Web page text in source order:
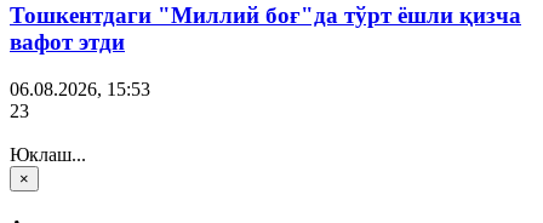
Тошкентдаги "Миллий боғ"да тўрт ёшли қизча
вафот этди
06.08.2026, 15:53
23
Юклаш...
×